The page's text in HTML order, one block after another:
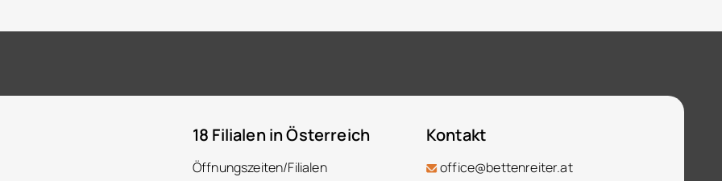
18 Filialen in Österreich
Öffnungszeiten/Filialen
Kontakt
office@bettenreiter.at